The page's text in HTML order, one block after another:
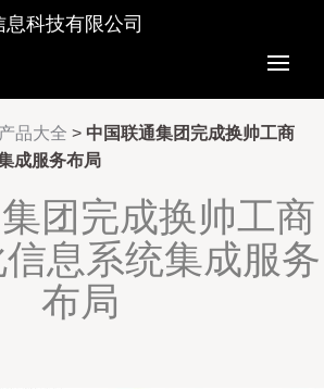
科技有限公司
产品大全 > 中国联通集团完成换帅工商
成服务布局
团完成换帅工商
息系统集成服务
布局